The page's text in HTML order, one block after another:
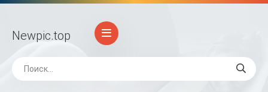
Newpic.top